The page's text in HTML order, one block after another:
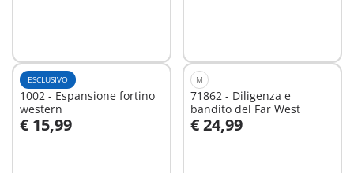
ESCLUSIVO
1002 - Espansione fortino
western
€ 15,99
Aggiungi al carrello
M
71862 - Diligenza e
bandito del Far West
€ 24,99
Aggiungi al carrello